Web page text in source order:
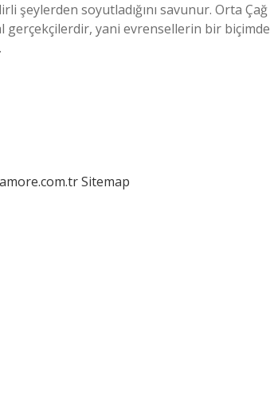
şeylerden soyutladığını savunur. Orta Çağ
gerçekçilerdir, yani evrensellerin bir biçimde
Sitemap